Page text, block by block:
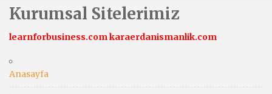
Kurumsal Sitelerimiz
learnforbusiness.comkaraerdanismanlik.com
Anasayfa